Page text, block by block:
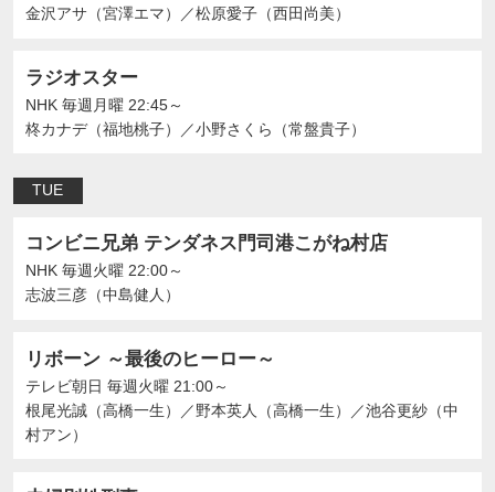
金沢アサ（宮澤エマ）
／松原愛子（西田尚美）
ラジオスター
NHK 毎週月曜 22:45～
柊カナデ（福地桃子）
／小野さくら（常盤貴子）
TUE
コンビニ兄弟 テンダネス門司港こがね村店
NHK 毎週火曜 22:00～
志波三彦（中島健人）
リボーン ～最後のヒーロー～
テレビ朝日 毎週火曜 21:00～
根尾光誠（高橋一生）
／野本英人（高橋一生） ／池谷更紗（中
村アン）